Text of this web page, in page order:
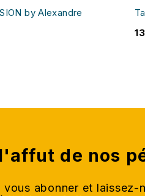
by Alexandre
de nos
vous abonner et laissez-